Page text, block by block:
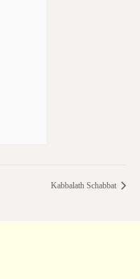
Kabbalath Schabbat